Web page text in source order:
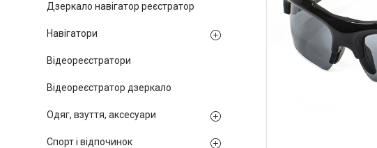
Дзеркало навігатор реєстратор
Навігатори
Відеореєстратори
Відеореєстратор дзеркало
Одяг, взуття, аксесуари
Спорт і відпочинок